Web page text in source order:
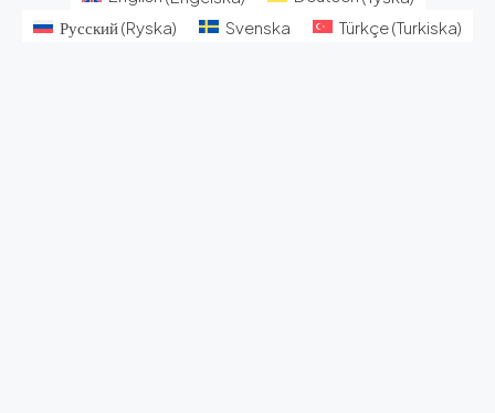
Русский(Ryska) Svenska Türkçe(Turkiska)